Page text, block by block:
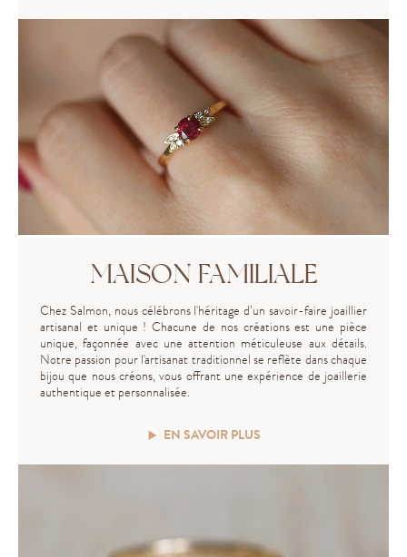
MAISON FAMILIALE
Chez Salmon, nous célébrons l'héritage d’un savoir-faire joaillier
artisanal et unique ! Chacune de nos créations est une pièce
unique, façonnée avec une attention méticuleuse aux détails.
Notre passion pour l'artisanat traditionnel se reflète dans chaque
bijou que nous créons, vous offrant une expérience de joaillerie
authentique et personnalisée.
EN SAVOIR PLUS